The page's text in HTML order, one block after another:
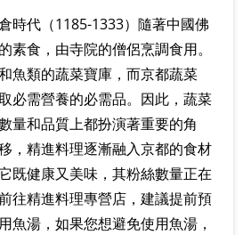
時代（1185-1333）隨著中國佛
素食，由寺院的僧侶烹調食用。
魚類的蔬菜寶庫，而京都蔬菜
必需營養的必需品。因此，蔬菜
量和品質上都扮演著重要的角
，精進料理逐漸融入京都的食材
既健康又美味，其粉絲數量正在
往精進料理專營店，建議提前預
魚湯，如果您想避免使用魚湯，